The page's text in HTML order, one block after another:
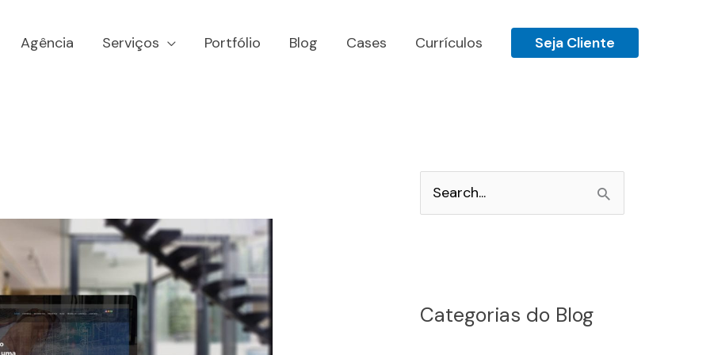
Agência Serviços Portfólio Blog Cases Currículos Seja Cliente
u
Categorias do Blog